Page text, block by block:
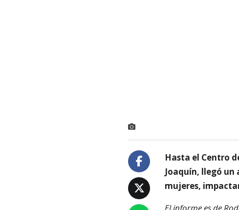
Hasta el Centro
Joaquín, llegó
mujeres,
El informe es de